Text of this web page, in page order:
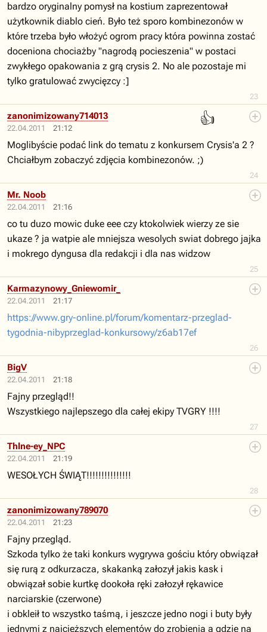
23
bardzo oryginalny pomysł na kostium zaprezentował
użytkownik diablo cień. Było też sporo kombinezonów w
które trzeba było włożyć ogrom pracy która powinna zostać
doceniona chociażby "nagrodą pocieszenia" w postaci
zwykłego opakowania z grą crysis 2. No ale pozostaje mi
tylko gratulować zwycięzcy :]
22.04.2011 21:12
👍
24
zanonimizowany714013
Moglibyście podać link do tematu z konkursem Crysis'a 2 ?
Chciałbym zobaczyć zdjęcia kombinezonów. ;)
22.04.2011 21:16
25
Mr. Noob
co tu duzo mowic duke eee czy ktokolwiek wierzy ze sie
ukaze ? ja watpie ale mniejsza wesolych swiat dobrego jajka
i mokrego dyngusa dla redakcji i dla nas widzow
22.04.2011 21:17
26
Karmazynowy_Gniewomir_NPC
https://www.gry-online.pl/forum/komentarz-przeglad-
tygodnia-nibyprzeglad-konkursowy/z6ab17ef
22.04.2011 21:18
27
BigV
Fajny przegląd!!
Wszystkiego najlepszego dla całej ekipy TVGRY !!!!
22.04.2011 21:19
28
Thlne-ey_NPC
WESOŁYCH ŚWIĄT!!!!!!!!!!!!!!!
22.04.2011 21:23
zanonimizowany789070
Fajny przegląd.
Szkoda tylko że taki konkurs wygrywa gościu który obwiązał
się rurą z odkurzacza, skakanką załozył jakis kask i
obwiązał sobie kurtkę dookoła ręki załozył rękawice
narciarskie (czerwone)
i obkleił to wszystko taśmą, i jeszcze jedno nogi i buty były
jednymi z najcięższych elementów do zrobienia a gdzie na